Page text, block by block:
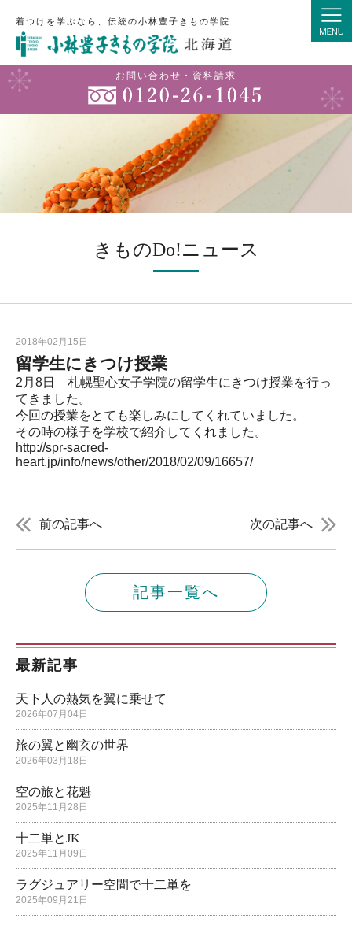
着つけを学ぶなら、伝統の小林豊子きもの学院
お問い合わせ・資料請求
きものDo!ニュース
2018年02月15日
留学生にきつけ授業
2月8日 札幌聖心女子学院の留学生にきつけ授業を行っ
てきました。
今回の授業をとても楽しみにしてくれていました。
その時の様子を学校で紹介してくれました。
http://spr-sacred-
heart.jp/info/news/other/2018/02/09/16657/
前の記事へ 次の記事へ
記事一覧へ
最新記事
天下人の熱気を翼に乗せて
2026年07月04日
旅の翼と幽玄の世界
2026年03月18日
空の旅と花魁
2025年11月28日
十二単とJK
2025年11月09日
ラグジュアリー空間で十二単を
2025年09月21日